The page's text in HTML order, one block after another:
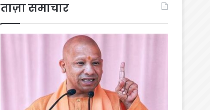
ताज़ा समाचार